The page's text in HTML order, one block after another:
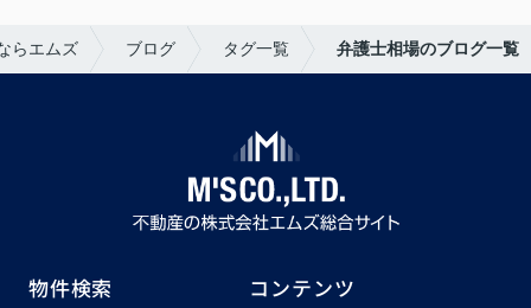
らエムズ ブログ タグ一覧 弁護士相場のブログ一覧
物件検索 コンテンツ